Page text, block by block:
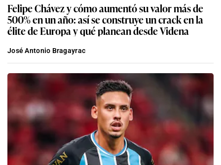
Felipe Chávez y cómo aumentó su valor más de
500% en un año: así se construye un crack en la
élite de Europa y qué planean desde Videna
José Antonio Bragayrac